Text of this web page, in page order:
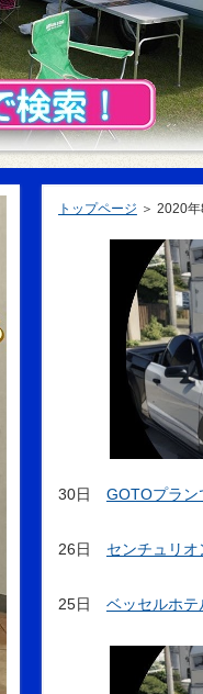
トップページ ＞ 2020年
30日 GOTOプラン
26日 センチュリ
25日 ベッセルホテ